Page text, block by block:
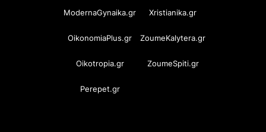
ModernaGynaika.gr Xristianika.gr
OikonomiaPlus.gr ZoumeKalytera.gr
Oikotropia.gr ZoumeSpiti.gr
Perepet.gr